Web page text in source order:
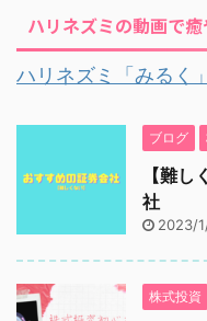
ハリネズミの動画で
ハリネズミ「みるく
ブログ
【難
社
2023/
株式投資